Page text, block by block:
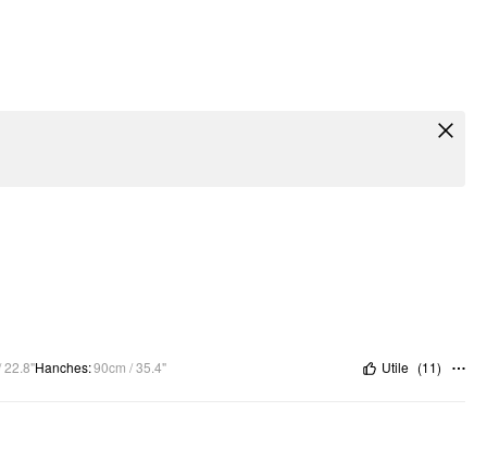
22.8"Hanches:90cm / 35.4" Utile (11)